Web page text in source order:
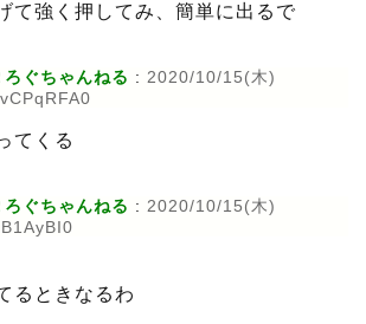
て強く押してみ、簡単に出るで
ぐちゃんねる : 2020/10/15(木)
てくる
ぐちゃんねる : 2020/10/15(木)
るときなるわ